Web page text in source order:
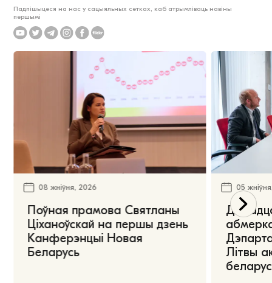
Падпішыцеся на нас у сацыяльных сетках, каб атрымліваць навіны
першымі
08 жніўня, 2026
Поўная прамова Святланы
Ціханоўскай на першы дзень
Канферэнцыі Новая
Беларусь
05
Літвы